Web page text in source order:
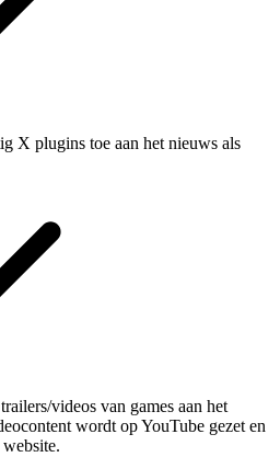
X plugins toe aan het nieuws als
videos van games aan het
wordt op YouTube gezet en